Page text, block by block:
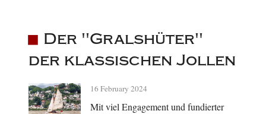
Der "Gralshüter"
der klassischen Jollen
16 February 2024
Mit viel Engagement und fundierter